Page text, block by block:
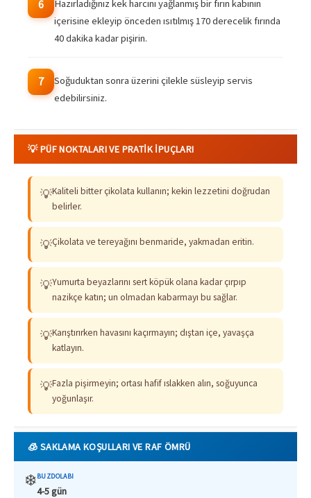
6
Hazırladığınız kek harcını yağlanmış bir fırın kabının
içerisine ekleyip önceden ısıtılmış 170 derecelik fırında
40 dakika kadar pişirin.
7
Soğuduktan sonra üzerini çilekle süsleyip servis
edebilirsiniz.
💡 PÜF NOKTALARI VE PRATIK İPUÇLARI
💡Kaliteli bitter çikolata kullanın; kekin lezzetini doğrudan
belirler.
💡Çikolata ve tereyağını benmaride, yakmadan eritin.
💡Yumurta beyazlarını sert köpük olana kadar çırpıp
nazikçe katın; un olmadan kabarmayı bu sağlar.
💡Karıştırırken havasını kaçırmayın; dıştan içe, yavaşça
katlayın.
💡Fazla pişirmeyin; ortası hafif ıslakken alın, soğuyunca
yoğunlaşır.
🧊 SAKLAMA KOŞULLARI VE RAF ÖMRÜ
❄️BUZDOLABI
4-5 gün